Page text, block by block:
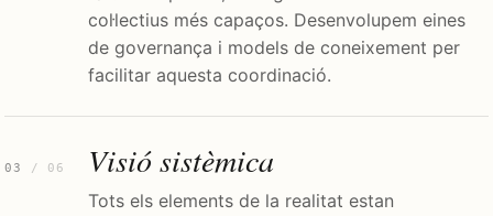
col·lectius més capaços. Desenvolupem eines
de governança i models de coneixement per
facilitar aquesta coordinació.
03 / 06 Visió sistèmica
Tots els elements de la realitat estan